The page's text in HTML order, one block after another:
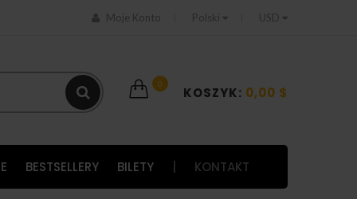
Moje Konto Polski USD
0
KOSZYK: 0,00 $
BESTSELLERY BILETY KONTAKT